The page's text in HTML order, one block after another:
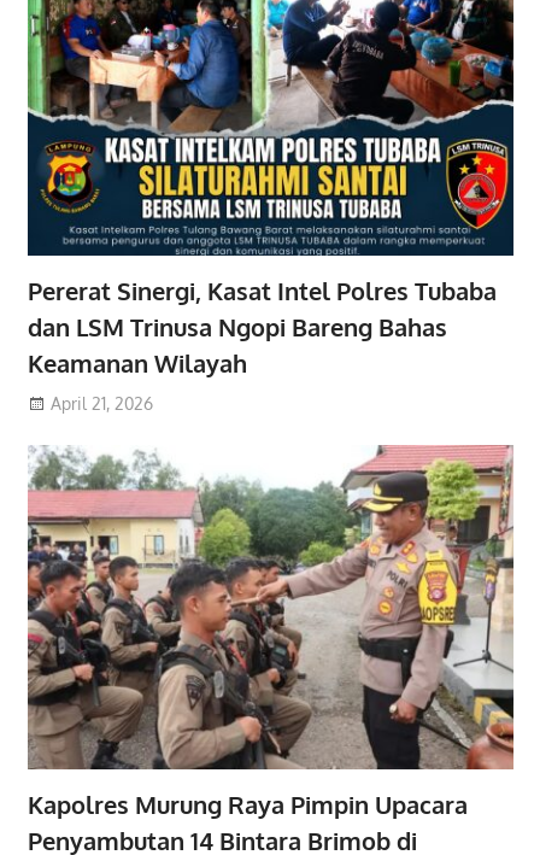
Pererat Sinergi, Kasat Intel Polres Tubaba
dan LSM Trinusa Ngopi Bareng Bahas
Keamanan Wilayah
April 21, 2026
Kapolres Murung Raya Pimpin Upacara
Penyambutan 14 Bintara Brimob di